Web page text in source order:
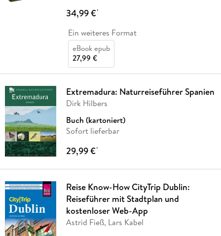
34,99 €*
Ein weiteres Format
eBook epub
27,99 €
Extremadura: Naturreiseführer Spanien
Dirk Hilbers
Buch (kartoniert)
Sofort lieferbar
29,99 €*
Reise Know-How CityTrip Dublin:
Reiseführer mit Stadtplan und
kostenloser Web-App
Astrid Fieß, Lars Kabel